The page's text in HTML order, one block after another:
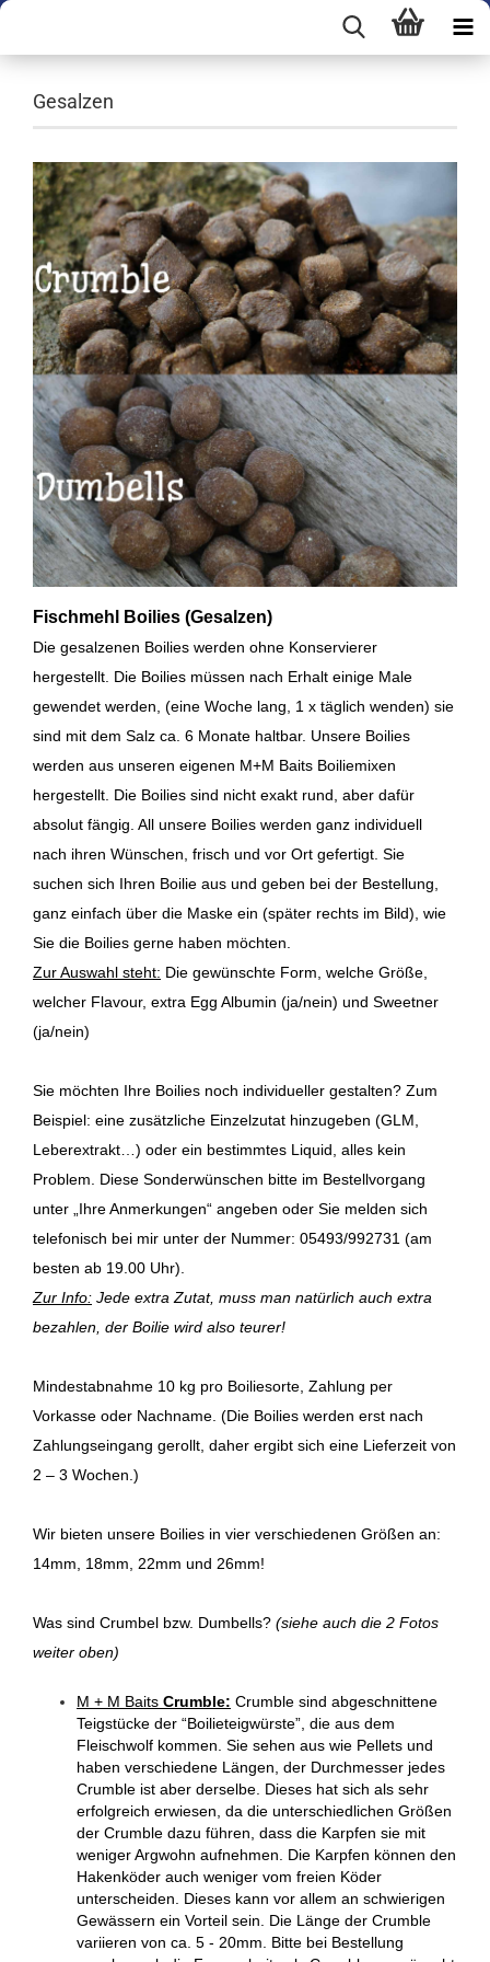
Gesalzen
Fischmehl Boilies (Gesalzen)
Die gesalzenen Boilies werden ohne Konservierer
hergestellt. Die Boilies müssen nach Erhalt einige Male
gewendet werden, (eine Woche lang, 1 x täglich wenden) sie
sind mit dem Salz ca. 6 Monate haltbar. Unsere Boilies
werden aus unseren eigenen M+M Baits Boiliemixen
hergestellt. Die Boilies sind nicht exakt rund, aber dafür
absolut fängig. All unsere Boilies werden ganz individuell
nach ihren Wünschen, frisch und vor Ort gefertigt. Sie
suchen sich Ihren Boilie aus und geben bei der Bestellung,
ganz einfach über die Maske ein (später rechts im Bild), wie
Sie die Boilies gerne haben möchten.
Zur Auswahl steht: Die gewünschte Form, welche Größe,
welcher Flavour, extra Egg Albumin (ja/nein) und Sweetner
(ja/nein)
Sie möchten Ihre Boilies noch individueller gestalten? Zum
Beispiel: eine zusätzliche Einzelzutat hinzugeben (GLM,
Leberextrakt…) oder ein bestimmtes Liquid, alles kein
Problem. Diese Sonderwünschen bitte im Bestellvorgang
unter „Ihre Anmerkungen“ angeben oder Sie melden sich
telefonisch bei mir unter der Nummer: 05493/992731 (am
besten ab 19.00 Uhr).
Zur Info: Jede extra Zutat, muss man natürlich auch extra
bezahlen, der Boilie wird also teurer!
Mindestabnahme 10 kg pro Boiliesorte, Zahlung per
Vorkasse oder Nachname. (Die Boilies werden erst nach
Zahlungseingang gerollt, daher ergibt sich eine Lieferzeit von
2 – 3 Wochen.)
Wir bieten unsere Boilies in vier verschiedenen Größen an:
14mm, 18mm, 22mm und 26mm!
Was sind Crumbel bzw. Dumbells? (siehe auch die 2 Fotos
weiter oben)
M + M Baits Crumble: Crumble sind abgeschnittene
Teigstücke der “Boilieteigwürste”, die aus dem
Fleischwolf kommen. Sie sehen aus wie Pellets und
haben verschiedene Längen, der Durchmesser jedes
Crumble ist aber derselbe. Dieses hat sich als sehr
erfolgreich erwiesen, da die unterschiedlichen Größen
der Crumble dazu führen, dass die Karpfen sie mit
weniger Argwohn aufnehmen. Die Karpfen können den
Hakenköder auch weniger vom freien Köder
unterscheiden. Dieses kann vor allem an schwierigen
Gewässern ein Vorteil sein. Die Länge der Crumble
variieren von ca. 5 - 20mm. Bitte bei Bestellung